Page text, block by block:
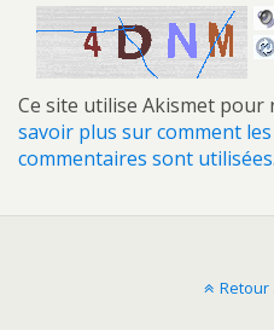
Ce site utilise Akismet pour
savoir plus sur comment
commentaires sont utilisées.
Retour